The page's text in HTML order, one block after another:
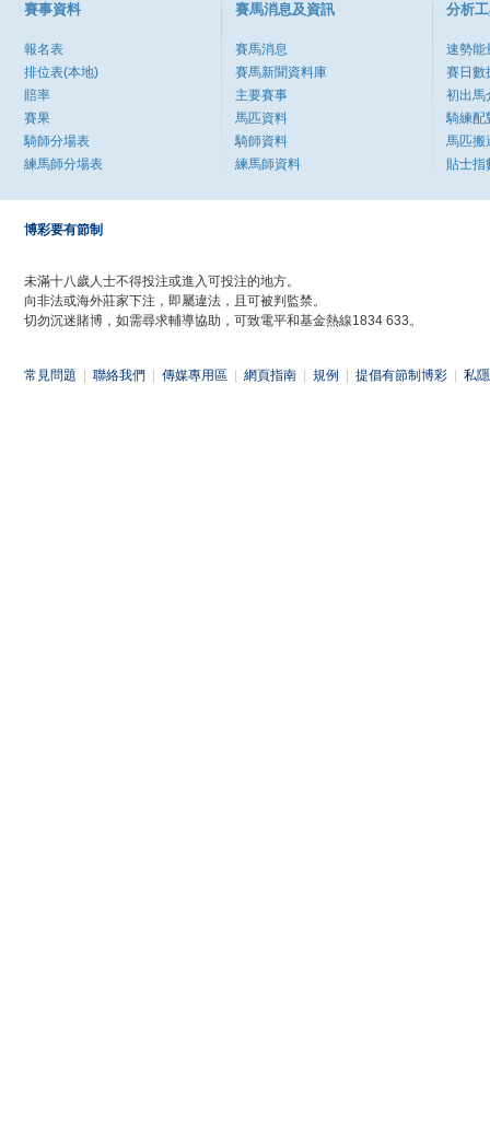
賽事資料
報名表
排位表(本地)
賠率
賽果
騎師分場表
練馬師分場表
賽馬消息及資訊
賽馬消息
賽馬新聞資料庫
主要賽事
馬匹資料
騎師資料
練馬師資料
分析
速勢能
賽日數
初出馬
騎練配
馬匹搬
貼士指
博彩要有節制
未滿十八歲人士不得投注或進入可投注的地方。
向非法或海外莊家下注，即屬違法，且可被判監禁。
切勿沉迷賭博，如需尋求輔導協助，可致電平和基金熱線1834 633。
常見問題 聯絡我們 傳媒專用區 網頁指南 規例 提倡有節制博彩 私